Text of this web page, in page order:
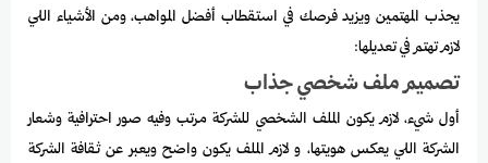
يجذب المهتمين ويزيد فرصك في استقطاب أفضل المواهب، ومن الأشياء اللي
لازم تهتم في تعديلها:
تصميم ملف شخصي جذاب
أول شيء، لازم يكون الملف الشخصي للشركة مرتب وفيه صور احترافية وشعار
الشركة اللي يعكس هويتها، و لازم الملف يكون واضح ويعبر عن ثقافة الشركة